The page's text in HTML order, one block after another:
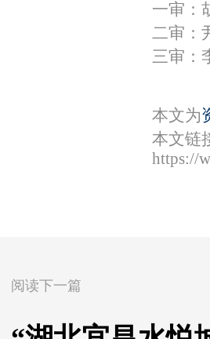
一审：
二审：
三审：
本文为
本文链
https://
阅读下一篇